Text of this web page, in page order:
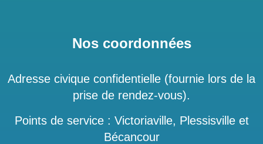
Nos coordonnées
Adresse civique confidentielle (fournie lors de la
prise de rendez-vous).
Points de service : Victoriaville, Plessisville et
Bécancour